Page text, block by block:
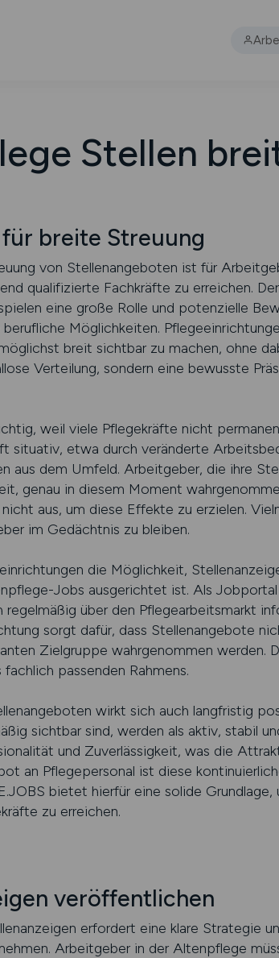
Stellen
für breite Streuung
von Stellenangeboten ist für
qualifizierte Fachkräfte zu erreichen.
eine große Rolle und potenzielle
Möglichkeiten.
breit sichtbar zu machen, ohne
Verteilung, sondern eine bewusste
weil viele Pflegekräfte nicht
situativ, etwa durch veränderte
aus dem Umfeld. Arbeitgeber, die ihre
genau in diesem Moment
aus, um diese Effekte zu erzielen.
im Gedächtnis zu bleiben.
die Möglichkeit,
Jobs ausgerichtet ist. Als
über den Pflegearbeitsmarkt
sorgt dafür, dass Stellenangebote
Zielgruppe wahrgenommen
passenden Rahmens.
wirkt sich auch langfristig
sichtbar sind, werden als aktiv, stabil
und Zuverlässigkeit, was die
an Pflegepersonal ist diese
bietet hierfür eine solide
zu erreichen.
veröffentlichen
erfordert eine klare Strategie
Arbeitgeber in der Altenpflege